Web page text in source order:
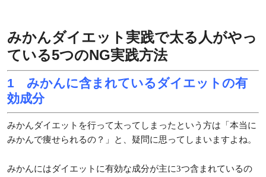
みかんダイエット実践で太る人がやっ
ている5つのNG実践方法
1 みかんに含まれているダイエットの有
効成分
みかんダイエットを行って太ってしまったという方は「本当に
みかんで痩せられるの？」と、疑問に思ってしまいますよね。
みかんにはダイエットに有効な成分が主に3つ含まれているの